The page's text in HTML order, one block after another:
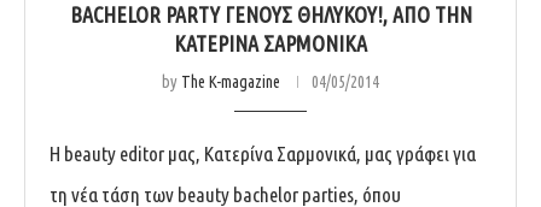
BACHELOR PARTY ΓΈΝΟΥΣ ΘΗΛΥΚΟΎ!‏, ΑΠΌ ΤΗΝ
ΚΑΤΕΡΊΝΑ ΣΑΡΜΟΝΙΚΆ
by The K-magazine 04/05/2014
H beauty editor μας, Κατερίνα Σαρμονικά, μας γράφει για
τη νέα τάση των beauty bachelor parties, όπου